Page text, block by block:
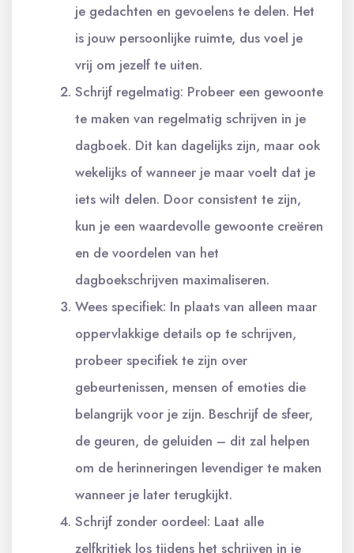
je gedachten en gevoelens te delen. Het
is jouw persoonlijke ruimte, dus voel je
vrij om jezelf te uiten.
Schrijf regelmatig: Probeer een gewoonte
te maken van regelmatig schrijven in je
dagboek. Dit kan dagelijks zijn, maar ook
wekelijks of wanneer je maar voelt dat je
iets wilt delen. Door consistent te zijn,
kun je een waardevolle gewoonte creëren
en de voordelen van het
dagboekschrijven maximaliseren.
Wees specifiek: In plaats van alleen maar
oppervlakkige details op te schrijven,
probeer specifiek te zijn over
gebeurtenissen, mensen of emoties die
belangrijk voor je zijn. Beschrijf de sfeer,
de geuren, de geluiden – dit zal helpen
om de herinneringen levendiger te maken
wanneer je later terugkijkt.
Schrijf zonder oordeel: Laat alle
zelfkritiek los tijdens het schrijven in je